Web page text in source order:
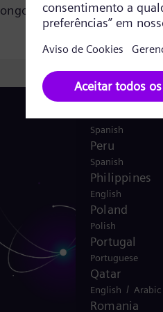
prazo.
Norway
Oman
Pakistan
Spanish
Peru
Spanish
Philippines
English
Poland
Polish
Portugal
Portuguese
Qatar
English / Arabic
Romania